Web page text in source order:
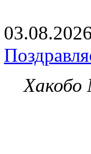
Хакобо